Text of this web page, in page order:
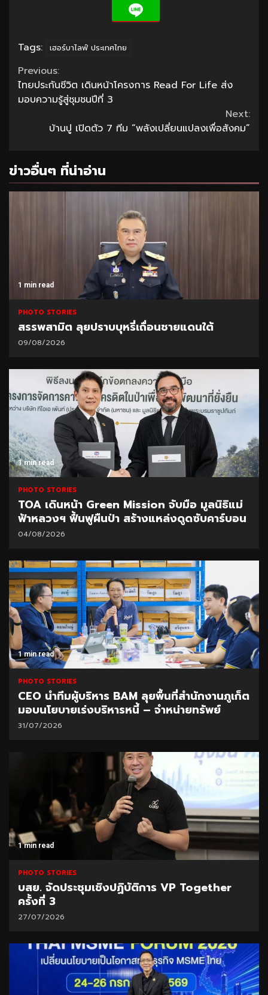
Tags: เฮอร์บาไลฟ์ ประเทศไทย
Continue
Reading
Previous:
ไทยประกันชีวิต เดินหน้าโครงการ Read For Life ส่ง
มอบความรู้สู่ชุมชนปีที่ 3
Next:
บ้านปู เปิดตัว 7 ทีม “พลังเปลี่ยนแปลงเพื่อสังคม”
ข่าวอื่นๆ ที่น่าอ่าน
1 min read
PHOTO STORIES
สรรพสามิต ลุยปราบบุหรี่เถื่อนชายแดนใต้
09/08/2026
1 min read
PHOTO STORIES
TOA เดินหน้า Green Mission จับมือ มูลนิธิแม่
ฟ้าหลวงฯ ฟื้นฟูผืนป่า สร้างแหล่งดูดซับคาร์บอน
04/08/2026
1 min read
PHOTO STORIES
CEO นำทีมผู้บริหาร BAM ลุยพื้นที่สำนักงานภูเก็ต
มอบนโยบายเร่งบริหารหนี้ – จำหน่ายทรัพย์
31/07/2026
1 min read
PHOTO STORIES
บสย. จัดประชุมเชิงปฏิบัติการ VP Together
ครั้งที่ 3
27/07/2026